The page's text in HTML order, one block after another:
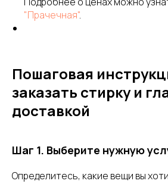
"Прачечная".
Пошаговая
заказать стирку и
доставкой
Шаг 1. Выберите нужную
Определитесь, какие вещи вы